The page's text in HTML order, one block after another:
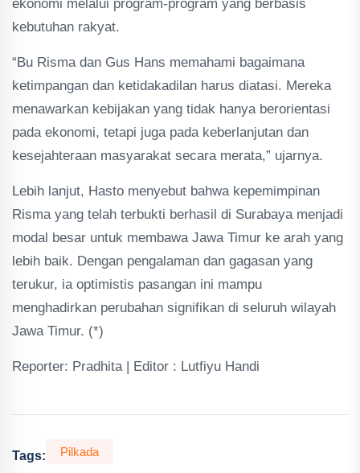
ekonomi melalui program-program yang berbasis
kebutuhan rakyat.
“Bu Risma dan Gus Hans memahami bagaimana
ketimpangan dan ketidakadilan harus diatasi. Mereka
menawarkan kebijakan yang tidak hanya berorientasi
pada ekonomi, tetapi juga pada keberlanjutan dan
kesejahteraan masyarakat secara merata,” ujarnya.
Lebih lanjut, Hasto menyebut bahwa kepemimpinan
Risma yang telah terbukti berhasil di Surabaya menjadi
modal besar untuk membawa Jawa Timur ke arah yang
lebih baik. Dengan pengalaman dan gagasan yang
terukur, ia optimistis pasangan ini mampu
menghadirkan perubahan signifikan di seluruh wilayah
Jawa Timur. (*)
Reporter: Pradhita | Editor : Lutfiyu Handi
Tags: Pilkada